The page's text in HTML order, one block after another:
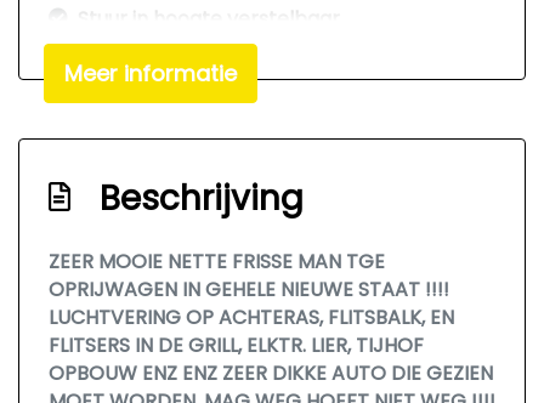
Stuur in hoogte verstelbaar
Tweezits bijrijdersbankje
Voor en achter flitslampen (zwaailampen)
Interieur
2 zitplaatsen rechtsvoor
Airco
Airco automatisch
Armsteun voor
Bestuurdersstoel in hoogte verstelbaar
Meer informatie
Beschrijving
ZEER MOOIE NETTE FRISSE MAN TGE
OPRIJWAGEN IN GEHELE NIEUWE STAAT !!!!
LUCHTVERING OP ACHTERAS, FLITSBALK, EN
FLITSERS IN DE GRILL, ELKTR. LIER, TIJHOF
OPBOUW ENZ ENZ ZEER DIKKE AUTO DIE GEZIEN